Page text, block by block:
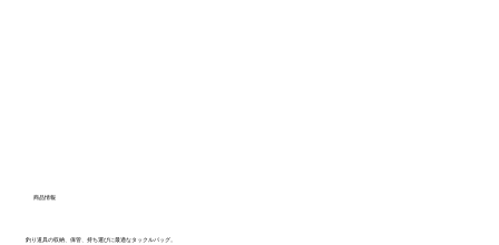
商品情報
釣り道具の収納、保管、持ち運びに最適なタックルバッグ。